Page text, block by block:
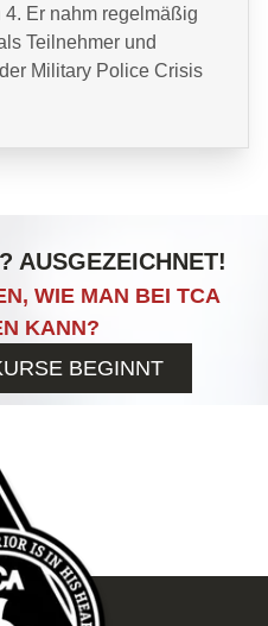
Er nahm regelmäßig
Teilnehmer und
Military Police Crisis
AUSGEZEICHNET!
WIE MAN BEI TCA
KANN?
BEGINNT